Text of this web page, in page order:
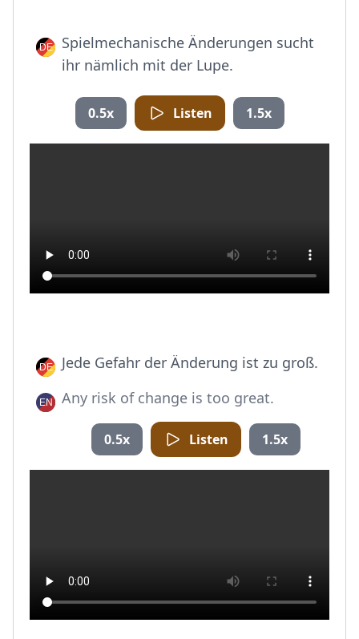
Spielmechanische Änderungen sucht
ihr nämlich mit der Lupe.
0.5x Listen 1.5x
Jede Gefahr der Änderung ist zu groß.
Any risk of change is too great.
0.5x Listen 1.5x